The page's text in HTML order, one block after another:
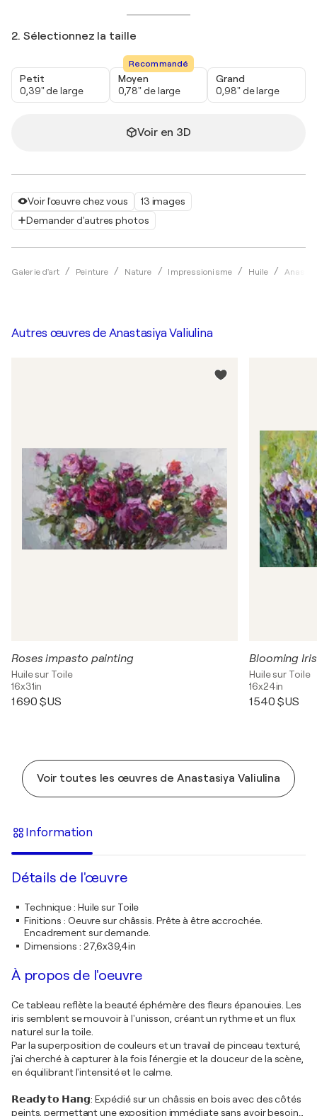
Voir l'œuvre chez vous
13 images
Demander d'autres photos
Galerie d'art Peinture Nature Impressionisme Huile
2. Sélectionnez la taille
Petit
0,39" de large
Recommandé
Moyen
0,78" de large
Grand
0,98" de large
Voir en 3D
Autres œuvres de Anastasiya Valiulina
Roses impasto painting
Huile sur Toile
16x31in
1 690 $US
Blooming
Huile sur Toile
16x24in
1 540 $US
Voir toutes les œuvres de Anastasiya Valiulina
Information
Détails de l'œuvre
Technique: Huile sur Toile
Finitions : Oeuvre sur châssis. Prête à être accrochée.
Encadrement sur demande.
Dimensions : 27,6x39,4in
À propos de l'oeuvre
Ce tableau reflète la beauté éphémère des fleurs épanouies. Les
iris semblent se mouvoir à l'unisson, créant un rythme et un flux
naturel sur la toile.
Par la superposition de couleurs et un travail de pinceau texturé,
j'ai cherché à capturer à la fois l'énergie et la douceur de la scène,
en équilibrant l'intensité et le calme.
𝗥𝗲𝗮𝗱𝘆 𝘁𝗼 𝗛𝗮𝗻𝗴: Expédié sur un châssis en bois avec des côtés
peints, permettant une exposition immédiate sans avoir besoin